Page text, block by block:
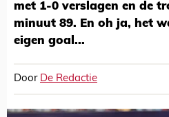
met 1-0 verslagen en de
minuut 89. En oh ja, het
eigen goal...
Door De Redactie